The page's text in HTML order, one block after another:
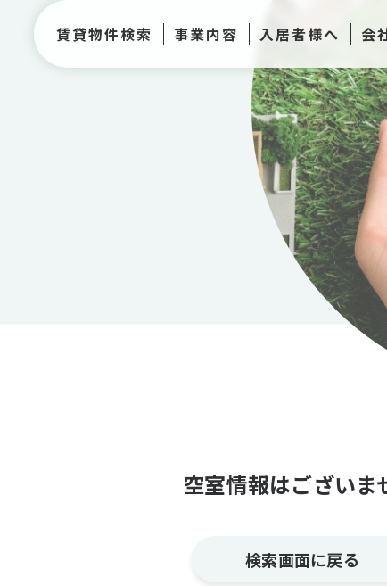
賃貸物件検索 事業内容 入居者様へ 会
空室情報はございま
検索画面に戻る